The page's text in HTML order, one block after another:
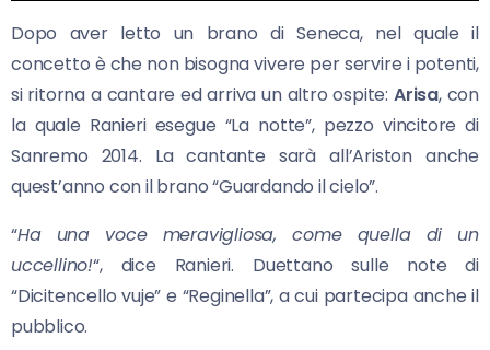
Dopo aver letto un brano di Seneca, nel quale il
concetto è che non bisogna vivere per servire i potenti,
si ritorna a cantare ed arriva un altro ospite: Arisa, con
la quale Ranieri esegue “La notte”, pezzo vincitore di
Sanremo 2014. La cantante sarà all’Ariston anche
quest’anno con il brano “Guardando il cielo”.
“Ha una voce meravigliosa, come quella di un
uccellino!“, dice Ranieri. Duettano sulle note di
“Dicitencello vuje” e “Reginella”, a cui partecipa anche il
pubblico.